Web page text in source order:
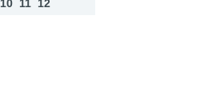
10 11 12